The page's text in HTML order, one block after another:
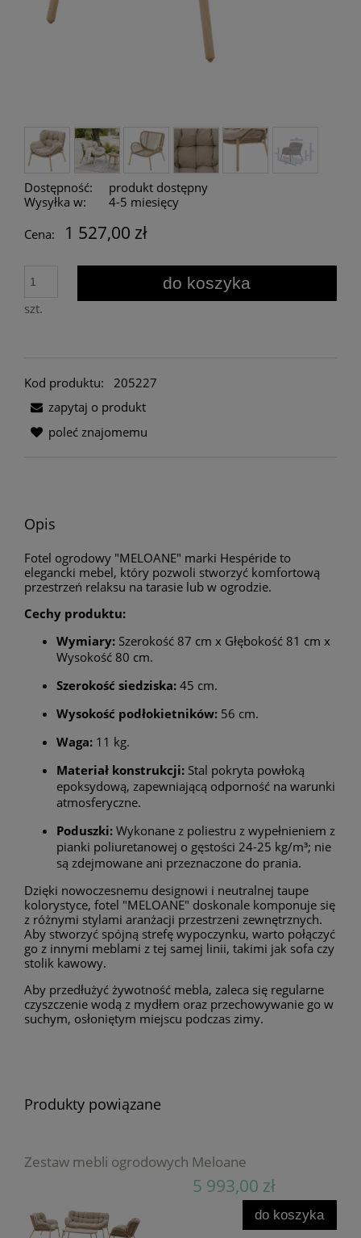
Dostępność:
produkt dostępny
Wysyłka w:
4-5 miesięcy
Cena:
1 527,00 zł
szt.
do koszyka
Kod produktu:
205227
zapytaj o produkt
poleć znajomemu
Opis
Fotel ogrodowy "MELOANE" marki Hespéride to
elegancki mebel, który pozwoli stworzyć komfortową
przestrzeń relaksu na tarasie lub w ogrodzie.
Cechy produktu:
Wymiary: Szerokość 87 cm x Głębokość 81 cm x
Wysokość 80 cm.
Szerokość siedziska: 45 cm.
Wysokość podłokietników: 56 cm.
Waga: 11 kg.
Materiał konstrukcji: Stal pokryta powłoką
epoksydową, zapewniającą odporność na warunki
atmosferyczne.
Poduszki: Wykonane z poliestru z wypełnieniem z
pianki poliuretanowej o gęstości 24-25 kg/m³; nie
są zdejmowane ani przeznaczone do prania.
Dzięki nowoczesnemu designowi i neutralnej taupe
kolorystyce, fotel "MELOANE" doskonale komponuje się
z różnymi stylami aranżacji przestrzeni zewnętrznych.
Aby stworzyć spójną strefę wypoczynku, warto połączyć
go z innymi meblami z tej samej linii, takimi jak sofa czy
stolik kawowy.
Aby przedłużyć żywotność mebla, zaleca się regularne
czyszczenie wodą z mydłem oraz przechowywanie go w
suchym, osłoniętym miejscu podczas zimy.
Produkty powiązane
Zestaw mebli ogrodowych Meloane
5 993,00 zł
do koszyka